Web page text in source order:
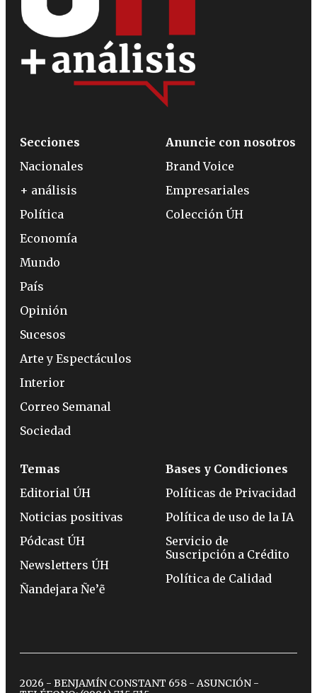
Secciones
Nacionales
+ análisis
Política
Economía
Mundo
País
Opinión
Sucesos
Arte y Espectáculos
Interior
Correo Semanal
Sociedad
Anuncie con nosotros
Brand Voice
Empresariales
Colección ÚH
Temas
Editorial ÚH
Noticias positivas
Pódcast ÚH
Newsletters ÚH
Ñandejara Ñe’ẽ
Bases y Condiciones
Políticas de Privacidad
Política de uso de la IA
Servicio de
Suscripción a Crédito
Política de Calidad
2026 - BENJAMÍN CONSTANT 658 - ASUNCIÓN -